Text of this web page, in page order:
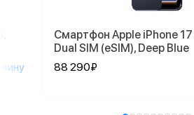
Смартфон Apple iPhone 17
Dual SIM (eSIM), Deep Blue
88 290₽